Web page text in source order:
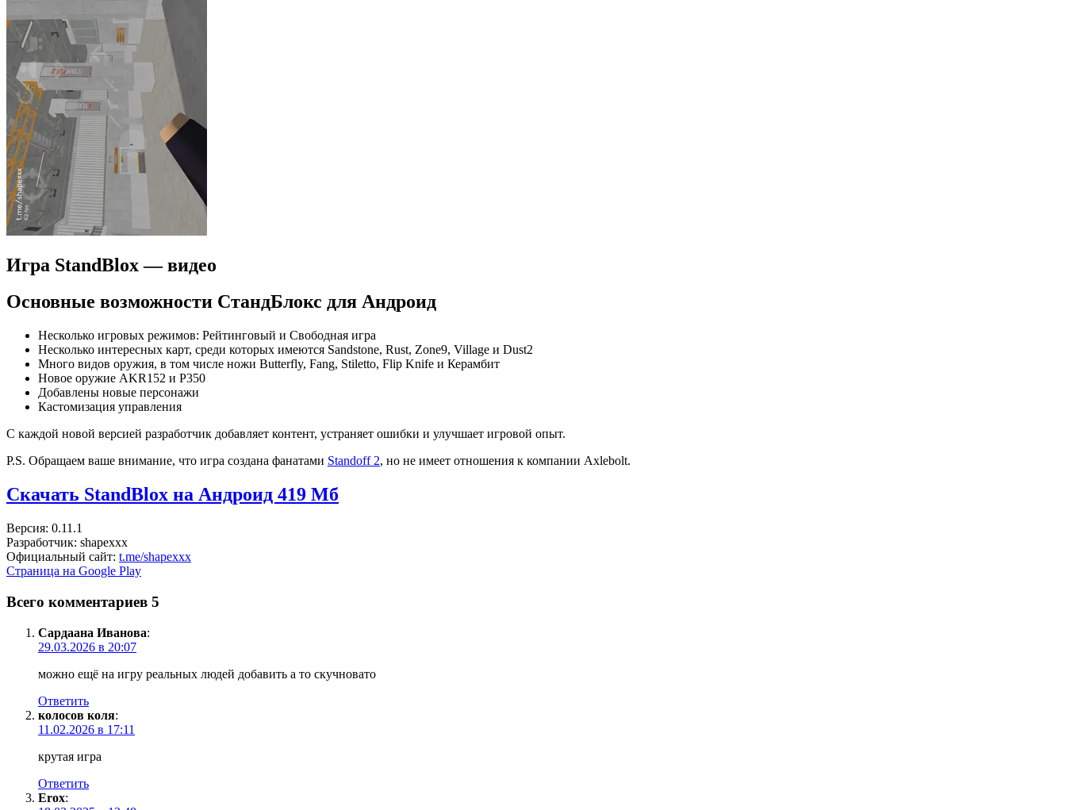
Игра StandBlox — видео
Основные возможности СтандБлокс для Андроид
Несколько игровых режимов: Рейтинговый и Свободная игра
Несколько интересных карт, среди которых имеются Sandstone, Rust, Zone9, Village и Dust2
Много видов оружия, в том числе ножи Butterfly, Fang, Stiletto, Flip Knife и Керамбит
Новое оружие AKR152 и P350
Добавлены новые персонажи
Кастомизация управления
С каждой новой версией разработчик добавляет контент, устраняет ошибки и улучшает игровой опыт.
P.S. Обращаем ваше внимание, что игра создана фанатами Standoff 2, но не имеет отношения к компании Axlebolt.
Скачать StandBlox на Андроид 419 Мб
Версия: 0.11.1
Разработчик: shapexxx
Официальный сайт: t.me/shapexxx
Страница на Google Play
Всего комментариев 5
Сардаана Иванова:
29.03.2026 в 20:07
можно ещё на игру реальных людей добавить а то скучновато
Ответить
колосов коля:
11.02.2026 в 17:11
крутая игра
Ответить
Erox: